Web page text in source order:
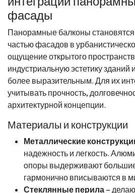
фасады
Панорамные балконы
частью фасадов в
ощущение открытого
индустриальную эстетику зданий
более выразительным. Для их
учитывать прочность,
архитектурной концепции.
Материалы и конструкции
Металлические
надежность и легкость.
опоры выдерживают большие
гармонично вписываются в
Стеклянные перила –